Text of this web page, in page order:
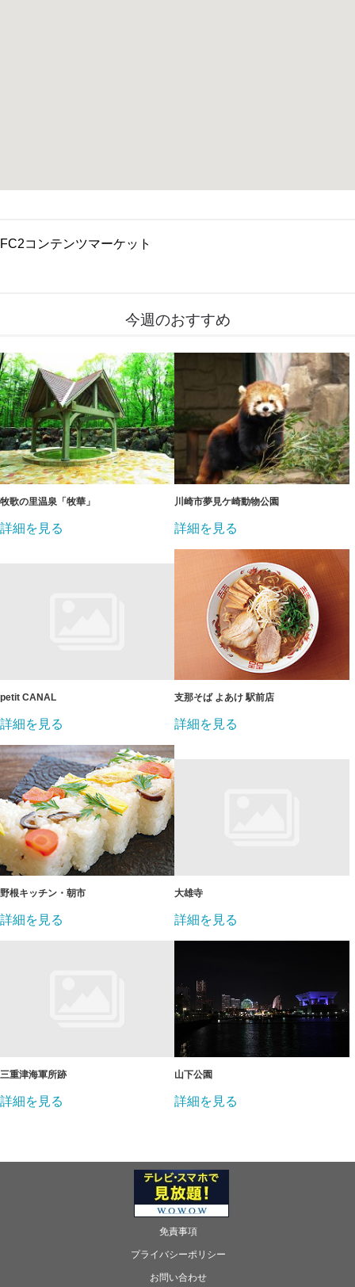
FC2コンテンツマーケット
今週のおすすめ
牧歌の里温泉「牧華」
詳細を見る
川崎市夢見ケ崎動物公園
詳細を見る
petit CANAL
詳細を見る
支那そば よあけ 駅前店
詳細を見る
野根キッチン・朝市
詳細を見る
大雄寺
詳細を見る
三重津海軍所跡
詳細を見る
山下公園
詳細を見る
免責事項
プライバシーポリシー
お問い合わせ